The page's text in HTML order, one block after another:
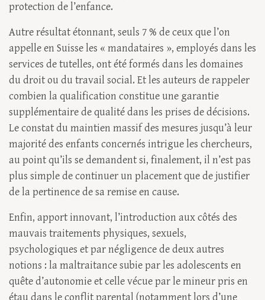
protection de l’enfance.
Autre résultat étonnant, seuls 7 % de ceux que l’on
appelle en Suisse les « mandataires », employés dans les
services de tutelles, ont été formés dans les domaines
du droit ou du travail social. Et les auteurs de rappeler
combien la qualification constitue une garantie
supplémentaire de qualité dans les prises de décisions.
Le constat du maintien massif des mesures jusqu’à leur
majorité des enfants concernés intrigue les chercheurs,
au point qu’ils se demandent si, finalement, il n’est pas
plus simple de continuer un placement que de justifier
de la pertinence de sa remise en cause.
Enfin, apport innovant, l’introduction aux côtés des
mauvais traitements physiques, sexuels,
psychologiques et par négligence de deux autres
notions : la maltraitance subie par les adolescents en
quête d’autonomie et celle vécue par le mineur pris en
étau dans le conflit parental (notamment lors d’une